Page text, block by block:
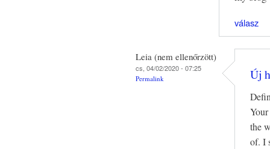
válasz
Leia (nem ellenőrzött)
cs, 04/02/2020 - 07:25
Permalink Új
the
of. I